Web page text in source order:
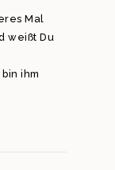
Mal
weißt Du
ihm